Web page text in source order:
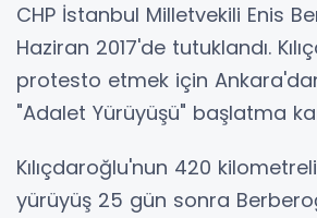
CHP İstanbul Milletvekili Enis
Haziran 2017'de tutuklandı.
protesto etmek için
"Adalet Yürüyüşü" başlatma
Kılıçdaroğlu'nun 420
yürüyüş 25 gün sonra